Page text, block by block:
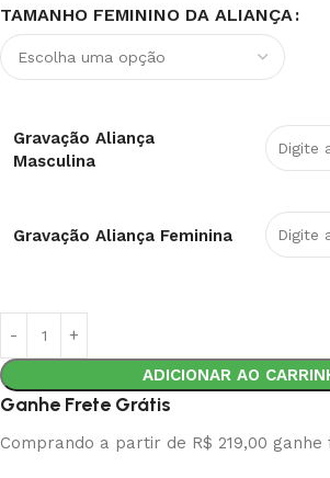
TAMANHO FEMININO DA ALIANÇA
Gravação Aliança
Masculina
Gravação Aliança Feminina
ADICIONAR AO
Ganhe Frete Grátis
Comprando a partir de R$ 219,00